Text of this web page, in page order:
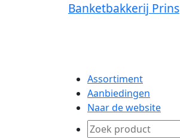
Banketbakkerij Prins
Assortiment
Aanbiedingen
Naar de website